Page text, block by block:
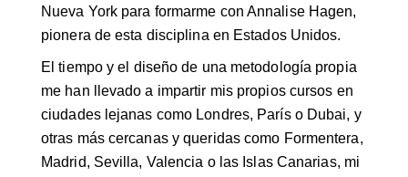
Nueva York para formarme con Annalise Hagen,
pionera de esta disciplina en Estados Unidos.
El tiempo y el diseño de una metodología propia
me han llevado a impartir mis propios cursos en
ciudades lejanas como Londres, París o Dubai, y
otras más cercanas y queridas como Formentera,
Madrid, Sevilla, Valencia o las Islas Canarias, mi